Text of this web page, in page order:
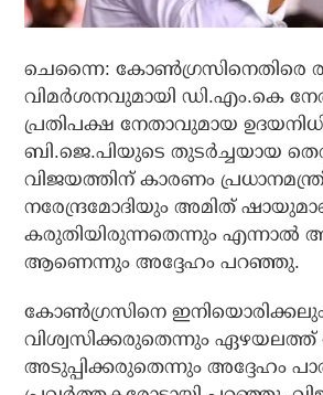
ചെന്നൈ: കോണ്‍ഗ്രസിനെതിരെ
വിമര്‍ശനവുമായി ഡി.എം.കെ
പ്രതിപക്ഷ നേതാവുമായ ഉദയനിധി
ബി.ജെ.പിയുടെ തുടര്‍ച്ചയായ
വിജയത്തിന് കാരണം പ്രധാനമന്ത്രി
നരേന്ദ്രമോദിയും അമിത്
കരുതിയിരുന്നതെന്നും
ആണെന്നും അദ്ദേഹം പറഞ്ഞു.
കോണ്‍ഗ്രസിനെ
വിശ്വസിക്കരുതെന്നും
അടുപ്പിക്കരുതെന്നും അദ്ദേഹം